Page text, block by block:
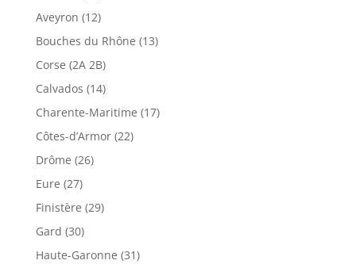
Aveyron (12)
Bouches du Rhône (13)
Corse (2A 2B)
Calvados (14)
Charente-Maritime (17)
Côtes-d’Armor (22)
Drôme (26)
Eure (27)
Finistère (29)
Gard (30)
Haute-Garonne (31)